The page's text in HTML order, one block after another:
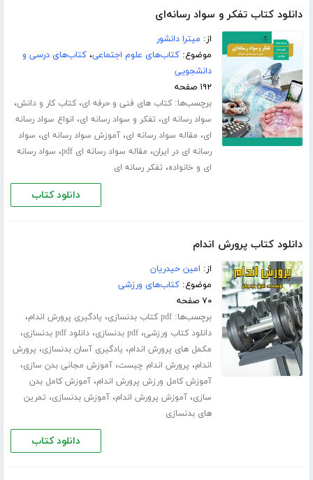
دانلود کتاب تفکر و سواد رسانه‌ای
از: میترا دانشور
موضوع:کتاب‌های علوم اجتماعی،کتاب‌های درسی و
دانشجویی
۱۹۲ صفحه
برچسب‌ها:کتاب های فنی و حرفه ای،کتاب کار و دانش،
سواد رسانه ای، تفکر و سواد رسانه ای، انواع سواد رسانه
ای، مقاله سواد رسانه ای،آموزش سواد رسانه ای، سواد
رسانه ای در ایران، مقاله سواد رسانه ای pdf ، سواد رسانه
ای و خانواده، تفکر رسانه ای
دانلود کتاب
دانلود کتاب پرورش اندام
از: امین حیدریان
موضوع:کتاب‌های ورزشی
۷۰ صفحه
برچسب‌ها:pdf کتاب بدنسازی ، یادگیری پرورش اندام،
دانلود کتاب ورزشی،pdf بدنسازی ،دانلود pdf بدنسازی ،
مکمل های پرورش اندام، یادگیری آسان بدنسازی، پرورش
اندام، پرورش اندام چیست،آموزش مجانی بدن سازی،
آموزش کامل ورزش پرورش اندام،آموزش کامل بدن
سازی،آموزش پرورش اندام،آموزش بدنسازی، تمرین
های بدنسازی
دانلود کتاب